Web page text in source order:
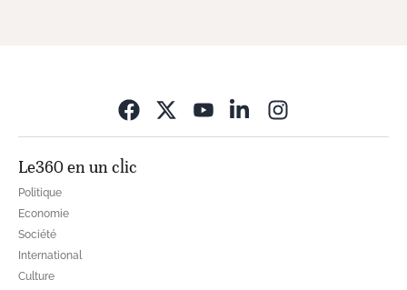
Le360 en un clic
Politique
Economie
Société
International
Culture